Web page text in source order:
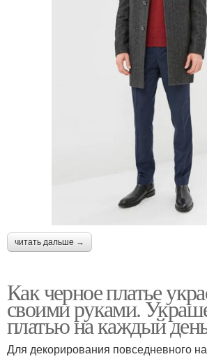
читать дальше →
Как черное платье
своими руками.
платью на каждый
Для декорирования повседневного